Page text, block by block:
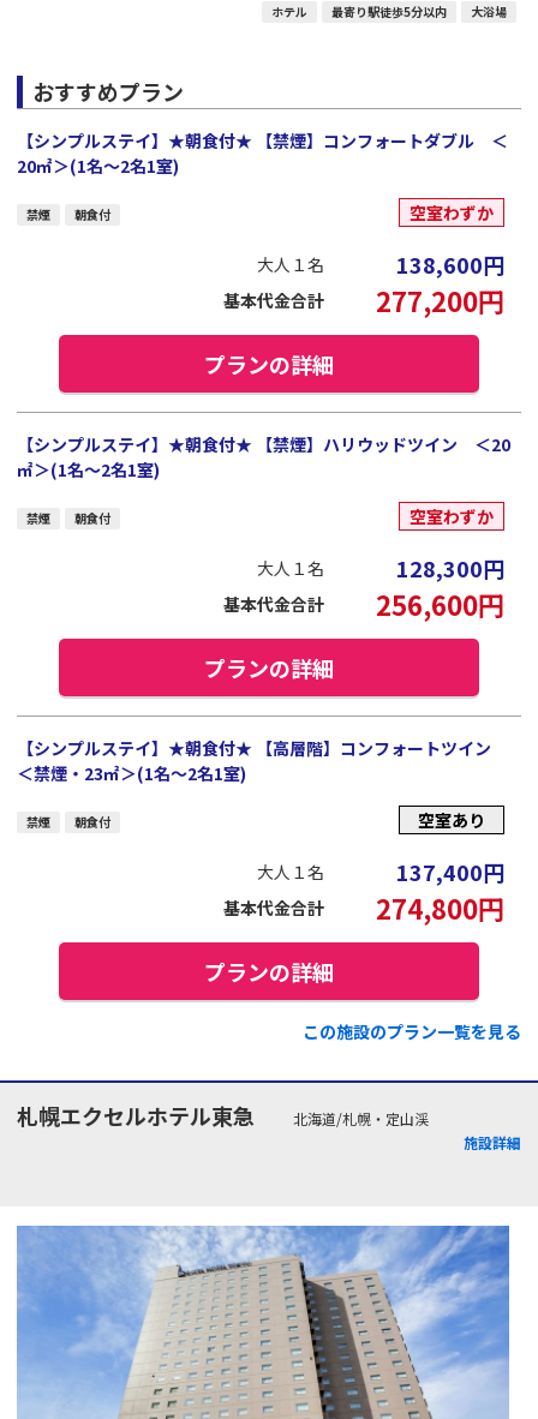
ホテル 最寄り駅徒歩5分以内 大浴場
おすすめプラン
【シンプルステイ】★朝食付★ 【禁煙】コンフォートダブル ＜
20㎡＞(1名～2名1室)
禁煙 朝食付 空室わずか
大人１名 138,600円
基本代金合計 277,200円
プランの詳細
【シンプルステイ】★朝食付★ 【禁煙】ハリウッドツイン ＜20
㎡＞(1名～2名1室)
禁煙 朝食付 空室わずか
大人１名 128,300円
基本代金合計 256,600円
プランの詳細
【シンプルステイ】★朝食付★ 【高層階】コンフォートツイン
＜禁煙・23㎡＞(1名～2名1室)
禁煙 朝食付 空室あり
大人１名 137,400円
基本代金合計 274,800円
プランの詳細
この施設のプラン一覧を見る
札幌エクセルホテル東急
北海道/札幌・定山渓
施設詳細